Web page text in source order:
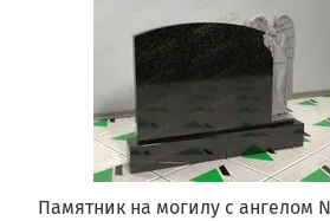
Памятник на могилу с ангелом